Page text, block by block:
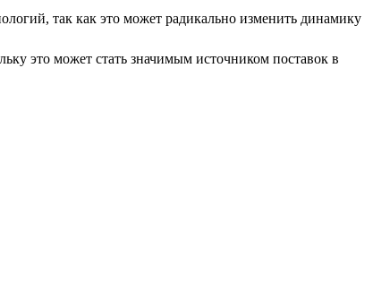
так как это может радикально изменить динамику
это может стать значимым источником поставок в